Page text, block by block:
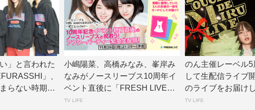
」と言われた
」、
らない時期を
小嶋陽菜、高橋みなみ、峯岸み
なみがノースリーブス10周年イ
ベント直後に「FRESH LIVE」
緊急生...
TV LIFE
のん主催レーベル
して生配信ライブ
のライブをお届け
LIFE...
TV LIFE